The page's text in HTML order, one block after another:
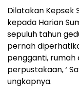
Dilatakan Kepsek
kepada Harian
sepuluh tahun
pernah
pengganti, rumah
perpustakaan, ‘
ungkapnya.